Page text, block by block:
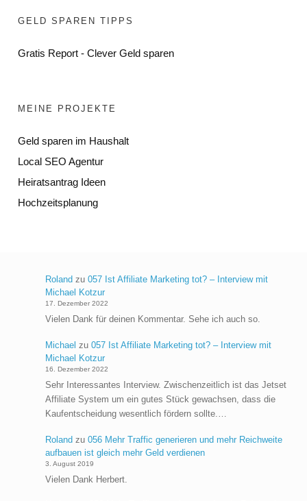
GELD SPAREN TIPPS
Gratis Report - Clever Geld sparen
MEINE PROJEKTE
Geld sparen im Haushalt
Local SEO Agentur
Heiratsantrag Ideen
Hochzeitsplanung
Roland zu057 Ist Affiliate Marketing tot? – Interview mit
Michael Kotzur
17. Dezember 2022
Vielen Dank für deinen Kommentar. Sehe ich auch so.
Michael zu057 Ist Affiliate Marketing tot? – Interview mit
Michael Kotzur
16. Dezember 2022
Sehr Interessantes Interview. Zwischenzeitlich ist das Jetset
Affiliate System um ein gutes Stück gewachsen, dass die
Kaufentscheidung wesentlich fördern sollte.…
Roland zu056 Mehr Traffic generieren und mehr Reichweite
aufbauen ist gleich mehr Geld verdienen
3. August 2019
Vielen Dank Herbert.